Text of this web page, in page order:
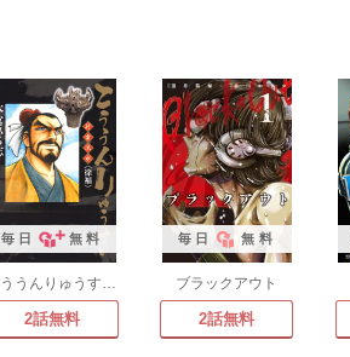
毎日 無料
2話無料
毎日 無料
ブラックアウト
2話無料